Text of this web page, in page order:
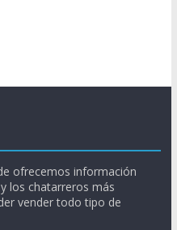
ofrecemos información
los chatarreros más
vender todo tipo de